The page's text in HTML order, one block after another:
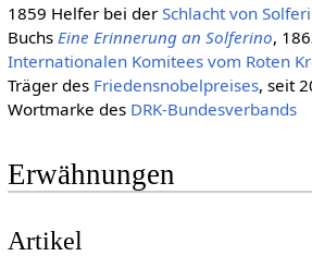
1859 Helfer bei der Schlacht von
Buchs Eine Erinnerung an Solferino,
Inter­natio­nalen Komitees vom Roten
Träger des Friedensnobelpreises, seit
Wortmarke des DRK-Bundesverbands
Erwähnungen
Artikel